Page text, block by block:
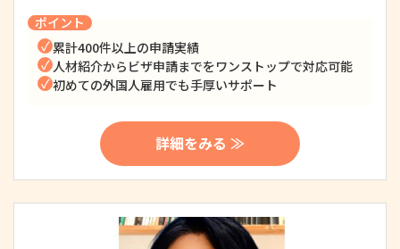
ポイント
累計400件以上の申請実績
人材紹介からビザ申請までをワンストップで対応可能
初めての外国人雇用でも手厚いサポート
詳細をみる ≫